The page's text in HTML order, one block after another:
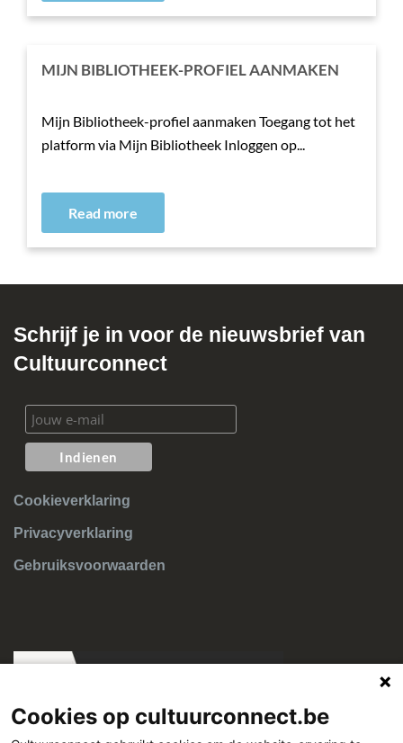
MIJN BIBLIOTHEEK-PROFIEL AANMAKEN
Mijn Bibliotheek-profiel aanmaken Toegang tot het
platform via Mijn Bibliotheek Inloggen op...
Read more
Schrijf je in voor de nieuwsbrief van
Cultuurconnect
Cookieverklaring
Privacyverklaring
Gebruiksvoorwaarden
Cookies op cultuurconnect.be